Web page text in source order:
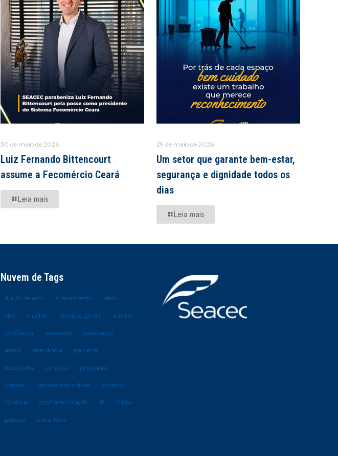
30 de maio de 2026
Luiz Fernando Bittencourt
assume a Fecomércio Ceará
Leia mais
29 de maio de 2026
Um setor que garante bem-estar,
segurança e dignidade todos os
dias
Leia mais
Nuvem de Tags
dia do zelador crescimento setor
elas mulher serviços gerais auxiliar
confiança associado superação
asseio relevância parceria
resultados contato princípios
valores representatividade sindical
coletiva confraternização fé cristo
páscoa sexta-feira